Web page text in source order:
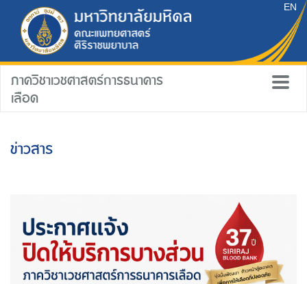
EN
ภาควิชาเวชศาสตร์การธนาคาร
เลือด
ข่าวสาร